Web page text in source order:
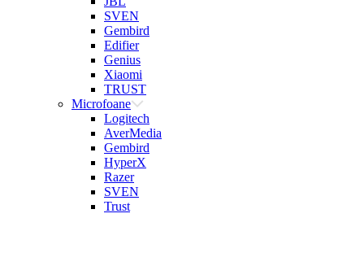
SVEN
Gembird
Edifier
Genius
Xiaomi
TRUST
Microfoane
Logitech
AverMedia
Gembird
HyperX
Razer
SVEN
Trust